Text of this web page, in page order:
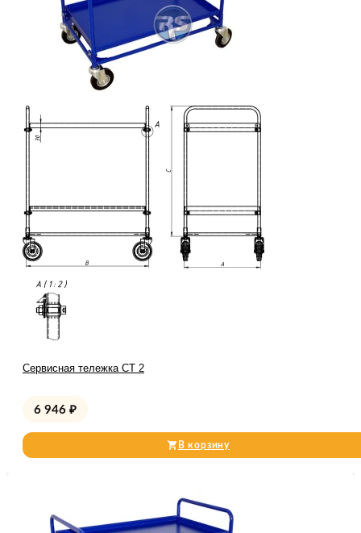
Сервисная тележка СТ 2
6 946 ₽
В корзину